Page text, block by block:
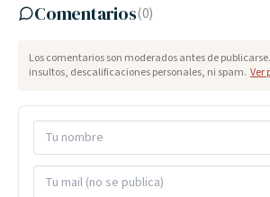
Comentarios(0)
Los comentarios son moderados antes de
insultos, descalificaciones personales, ni spam. Ver